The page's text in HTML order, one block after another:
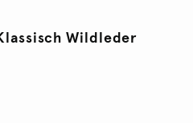
Wildleder